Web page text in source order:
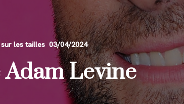
03/04/2024
Levine